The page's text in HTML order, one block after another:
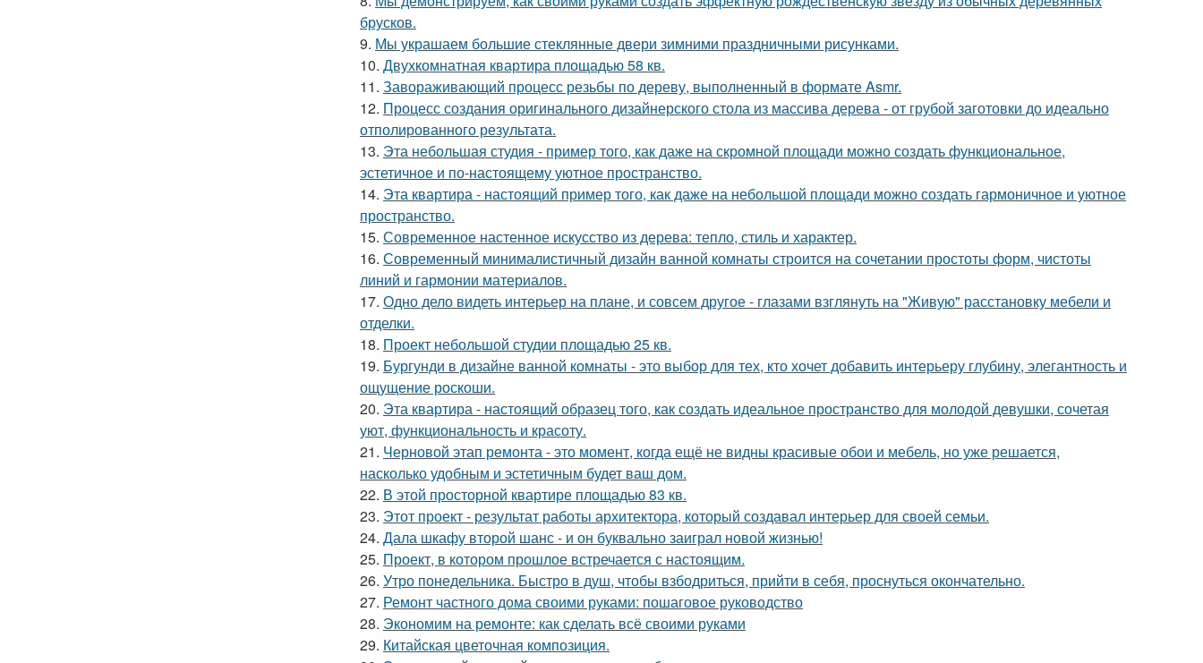
брусков.
9. Мы украшаем большие стеклянные двери зимними праздничными рисунками.
10. Двухкомнатная квартира площадью 58 кв.
11. Завораживающий процесс резьбы по дереву, выполненный в формате Asmr.
12. Процесс создания оригинального дизайнерского стола из массива дерева - от грубой заготовки до идеально
отполированного результата.
13. Эта небольшая студия - пример того, как даже на скромной площади можно создать функциональное,
эстетичное и по-настоящему уютное пространство.
14. Эта квартира - настоящий пример того, как даже на небольшой площади можно создать гармоничное и уютное
пространство.
15. Современное настенное искусство из дерева: тепло, стиль и характер.
16. Современный минималистичный дизайн ванной комнаты строится на сочетании простоты форм, чистоты
линий и гармонии материалов.
17. Одно дело видеть интерьер на плане, и совсем другое - глазами взглянуть на "Живую" расстановку мебели и
отделки.
18. Проект небольшой студии площадью 25 кв.
19. Бургунди в дизайне ванной комнаты - это выбор для тех, кто хочет добавить интерьеру глубину, элегантность и
ощущение роскоши.
20. Эта квартира - настоящий образец того, как создать идеальное пространство для молодой девушки, сочетая
уют, функциональность и красоту.
21. Черновой этап ремонта - это момент, когда ещё не видны красивые обои и мебель, но уже решается,
насколько удобным и эстетичным будет ваш дом.
22. В этой просторной квартире площадью 83 кв.
23. Этот проект - результат работы архитектора, который создавал интерьер для своей семьи.
24. Дала шкафу второй шанс - и он буквально заиграл новой жизнью!
25. Проект, в котором прошлое встречается с настоящим.
26. Утро понедельника. Быстро в душ, чтобы взбодриться, прийти в себя, проснуться окончательно.
27. Ремонт частного дома своими руками: пошаговое руководство
28. Экономим на ремонте: как сделать всё своими руками
29. Китайская цветочная композиция.